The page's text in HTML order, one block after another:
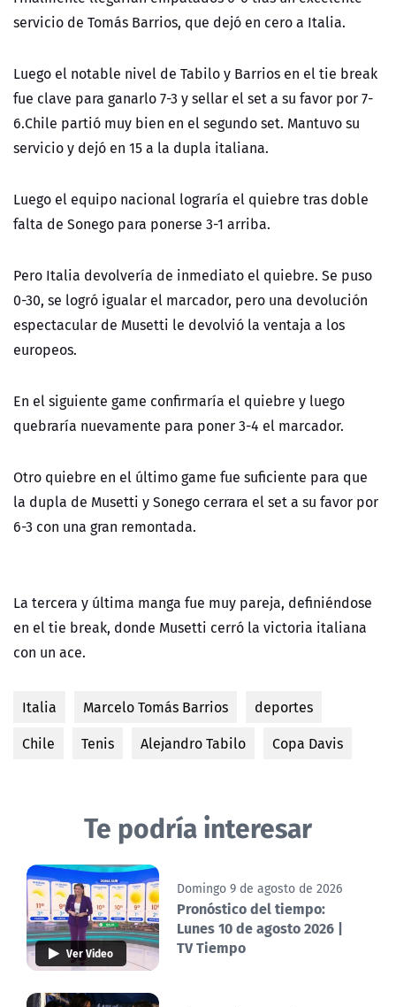
servicio de Tomás Barrios, que dejó en cero a Italia.
Luego el notable nivel de Tabilo y Barrios en el tie break
fue clave para ganarlo 7-3 y sellar el set a su favor por 7-
6.Chile partió muy bien en el segundo set. Mantuvo su
servicio y dejó en 15 a la dupla italiana.
Luego el equipo nacional lograría el quiebre tras doble
falta de Sonego para ponerse 3-1 arriba.
Pero Italia devolvería de inmediato el quiebre. Se puso
0-30, se logró igualar el marcador, pero una devolución
espectacular de Musetti le devolvió la ventaja a los
europeos.
En el siguiente game confirmaría el quiebre y luego
quebraría nuevamente para poner 3-4 el marcador.
Otro quiebre en el último game fue suficiente para que
la dupla de Musetti y Sonego cerrara el set a su favor por
6-3 con una gran remontada.
La tercera y última manga fue muy pareja, definiéndose
en el tie break, donde Musetti cerró la victoria italiana
con un ace.
Italia Marcelo Tomás Barrios
deportes
Chile
Tenis Alejandro Tabilo Copa Davis
Te podría interesar
Ver Video
Domingo 9 de agosto de 2026
Pronóstico del tiempo:
Lunes 10 de agosto 2026 |
TV Tiempo